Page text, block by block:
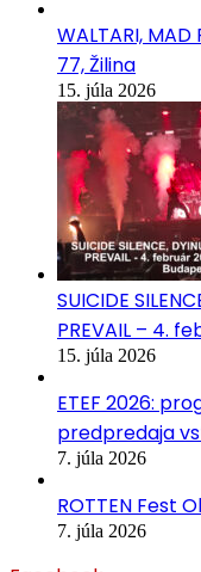
WALTARI, MAD
77, Žilina
15. júla 2026
SUICIDE
PREVAIL – 4.
15. júla 2026
ETEF 2026:
predpredaja
7. júla 2026
ROTTEN Fest
7. júla 2026